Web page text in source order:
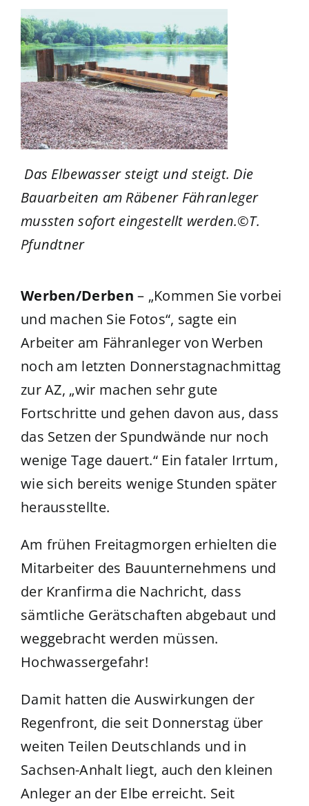
Das Elbewasser steigt und steigt. Die
Bauarbeiten am Räbener Fähranleger
mussten sofort eingestellt werden.©T.
Pfundtner
Werben/Derben– „Kommen Sie vorbei
und machen Sie Fotos“, sagte ein
Arbeiter am Fähranleger von Werben
noch am letzten Donnerstagnachmittag
zur AZ, „wir machen sehr gute
Fortschritte und gehen davon aus, dass
das Setzen der Spundwände nur noch
wenige Tage dauert.“ Ein fataler Irrtum,
wie sich bereits wenige Stunden später
herausstellte.
Am frühen Freitagmorgen erhielten die
Mitarbeiter des Bauunternehmens und
der Kranfirma die Nachricht, dass
sämtliche Gerätschaften abgebaut und
weggebracht werden müssen.
Hochwassergefahr!
Damit hatten die Auswirkungen der
Regenfront, die seit Donnerstag über
weiten Teilen Deutschlands und in
Sachsen-Anhalt liegt, auch den kleinen
Anleger an der Elbe erreicht. Seit